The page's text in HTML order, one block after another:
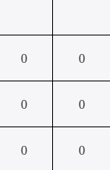
0 0
0 0
0 0